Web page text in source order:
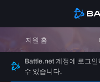
지원 홈
Battle.net 계정에 로그
수 있습니다.